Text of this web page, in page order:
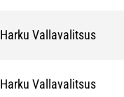
Harku Vallavalitsus
Harku Vallavalitsus